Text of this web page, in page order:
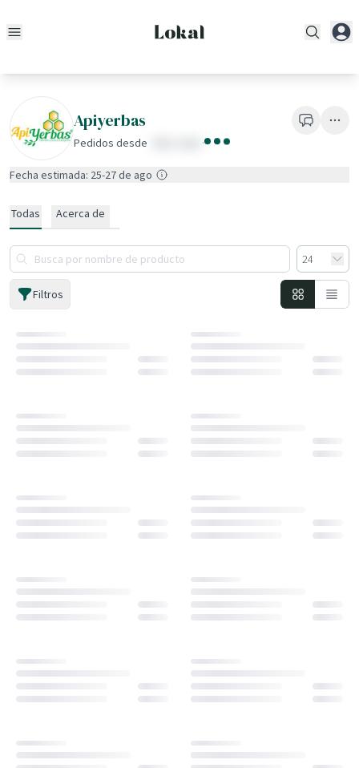
Apiyerbas
Pedidos desde ·
Fecha estimada: 25-27 de ago
Todas Acerca de
Filtros